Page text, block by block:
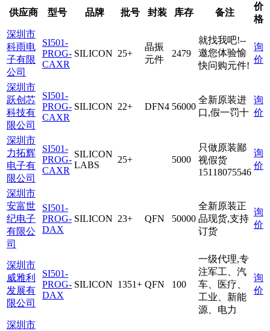
供应商 型号 品牌 批号 封装 库存 备注
价
格
深圳市
科雨电
子有限
公司
SI501-
PROG-
CAXR
SILICON 25+
晶振
元件
2479
就找我吧!--
邀您体验愉
快问购元件!
询
价
深圳市
跃创芯
科技有
限公司
SI501-
PROG-
CAXR
SILICON 22+ DFN4 56000
全新原装进
口,假一罚十
询
价
深圳市
力拓辉
电子有
限公司
SI501-
PROG-
CAXR
SILICON
LABS
25+ 5000
只做原装鄙
视假货
15118075546
询
价
深圳市
安富世
纪电子
有限公
司
SI501-
PROG-
DAX
SILICON 23+ QFN 50000
全新原装正
品现货,支持
订货
询
价
深圳市
威雅利
发展有
限公司
SI501-
PROG-
DAX
SILICON 1351+ QFN 100
一级代理,专
注军工、汽
车、医疗、
工业、新能
源、电力
询
价
深圳市